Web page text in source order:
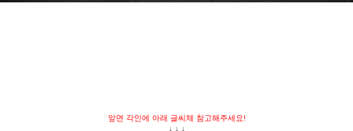
앞면 각인에 아래 글씨체 참고해주세요!
↓ ↓ ↓